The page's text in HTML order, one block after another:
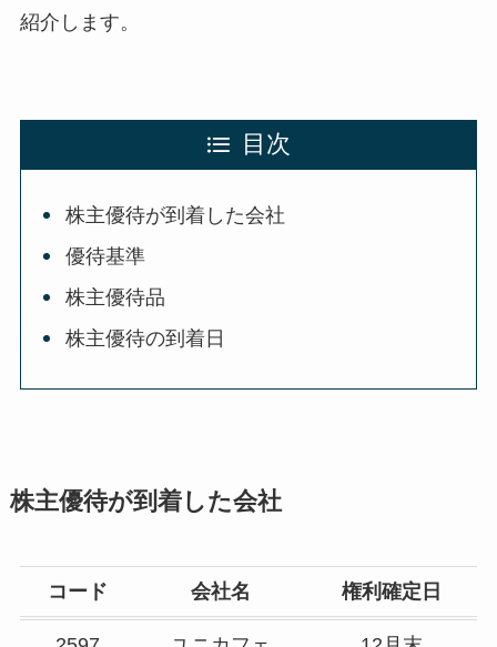
紹介します。
目次
株主優待が到着した会社
優待基準
株主優待品
株主優待の到着日
株主優待が到着した会社
コード 会社名 権利確定日